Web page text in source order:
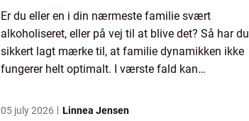
Er du eller en i din nærmeste familie svært
alkoholiseret, eller på vej til at blive det? Så har du
sikkert lagt mærke til, at familie dynamikken ikke
fungerer helt optimalt. I værste fald kan
05 july 2026 Linnea Jensen